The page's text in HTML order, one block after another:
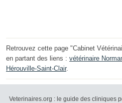
Retrouvez cette page "Cabinet
en partant des liens : vétérinaire
Hérouville-Saint-Clair.
Veterinaires.org : le guide des cliniques